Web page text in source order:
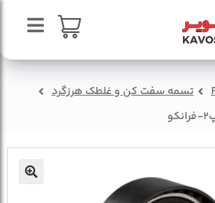
تسمه سفت کن و غلطک هرزگرد